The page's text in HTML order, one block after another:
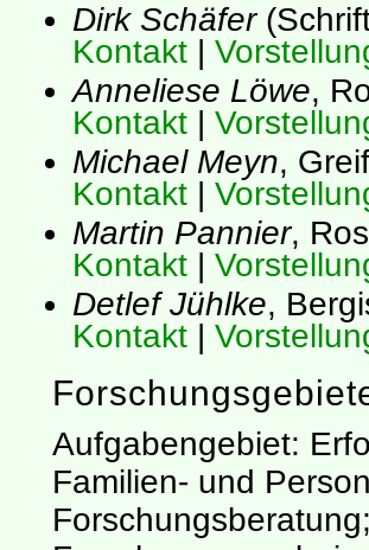
Dirk Schäfer
Kontakt |
Anneliese Löwe,
Kontakt |
Michael Meyn,
Kontakt |
Martin Pannier,
Kontakt |
Detlef Jühlke,
Kontakt |
Aufgabengebiet:
Familien- und